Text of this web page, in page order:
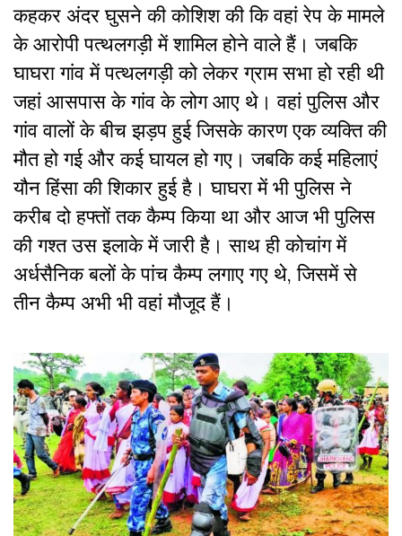
कहकर अंदर घुसने की कोशिश की कि वहां रेप के मामले
के आरोपी पत्थलगड़ी में शामिल होने वाले हैं। जबकि
घाघरा गांव में पत्थलगड़ी को लेकर ग्राम सभा हो रही थी
जहां आसपास के गांव के लोग आए थे। वहां पुलिस और
गांव वालों के बीच झड़प हुई जिसके कारण एक व्यक्ति की
मौत हो गई और कई घायल हो गए। जबकि कई महिलाएं
यौन हिंसा की शिकार हुई है। घाघरा में भी पुलिस ने
करीब दो हफ्तों तक कैम्प किया था और आज भी पुलिस
की गश्त उस इलाके में जारी है। साथ ही कोचांग में
अर्धसैनिक बलों के पांच कैम्प लगाए गए थे, जिसमें से
तीन कैम्प अभी भी वहां मौजूद हैं।